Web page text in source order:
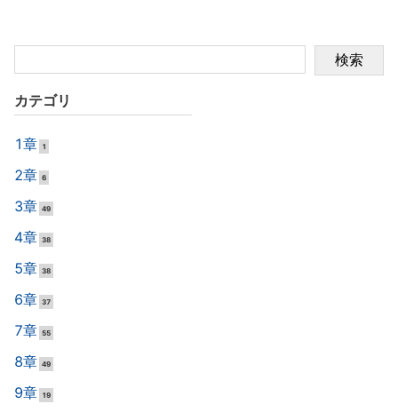
検索
カテゴリ
1章 1
2章 6
3章 49
4章 38
5章 38
6章 37
7章 55
8章 49
9章 19